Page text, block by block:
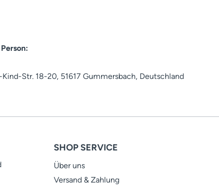
Str. 18-20, 51617 Gummersbach, Deutschland
SHOP SERVICE
Über uns
Versand & Zahlung